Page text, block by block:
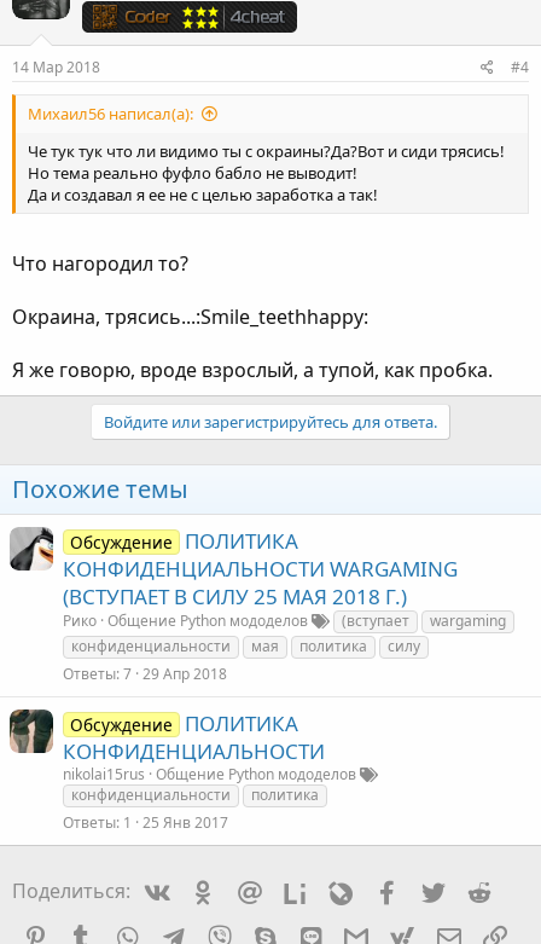
14 Мар 2018 #4
Михаил56 написал(а):
Че тук тук что ли видимо ты с окраины?Да?Вот и сиди трясись!
Но тема реально фуфло бабло не выводит!
Да и создавал я ее не с целью заработка а так!
Что нагородил то?
Окраина, трясись...:Smile_teethhappy:
Я же говорю, вроде взрослый, а тупой, как пробка.
Войдите или зарегистрируйтесь для ответа.
Похожие темы
Обсуждение
ПОЛИТИКА
КОНФИДЕНЦИАЛЬНОСТИ WARGAMING
(ВСТУПАЕТ В СИЛУ 25 МАЯ 2018 Г.)
Рико Общение Python мододелов (вступает
wargaming
конфиденциальности
мая политика
силу
Ответы 7 29 Апр 2018
Обсуждение
ПОЛИТИКА
КОНФИДЕНЦИАЛЬНОСТИ
nikolai15rus Общение Python мододелов
конфиденциальности
политика
Ответы 1 25 Янв 2017
Поделиться: VkontakteOdnoklassniki
Mail.ruLiveinternetLivejournalFacebook
Twitter
Pinterest
Tumblr WhatsAppTelegram
Viber Skype LineGmailyahoomail